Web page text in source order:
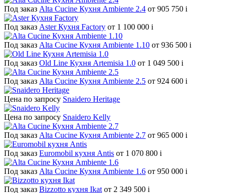
Под заказ Alta Cucine Кухня Ambiente 2.4 от 905 750 i
Под заказ Aster Кухня Factory от 1 100 000 i
Под заказ Alta Cucine Кухня Ambiente 1.10 от 936 500 i
Под заказ Old Line Кухня Artemisia 1.0 от 1 049 500 i
Под заказ Alta Cucine Кухня Ambiente 2.5 от 924 600 i
Цена по запросу Snaidero Heritage
Цена по запросу Snaidero Kelly
Под заказ Alta Cucine Кухня Ambiente 2.7 от 965 000 i
Под заказ Euromobil кухня Antis от 1 070 800 i
Под заказ Alta Cucine Кухня Ambiente 1.6 от 950 000 i
Под заказ Bizzotto кухня Ikat от 2 349 500 i